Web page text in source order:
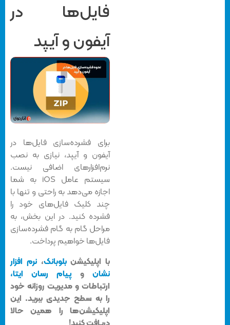
فایل‌ها در
آیفون و آیپد
برای فشرده‌سازی فایل‌ها در
آیفون و آیپد، نیازی به نصب
نرم‌افزارهای اضافی نیست.
سیستم عامل iOS به شما
اجازه می‌دهد به راحتی و تنها با
چند کلیک فایل‌های خود را
فشرده کنید. در این بخش، به
مراحل گام به گام فشرده‌سازی
فایل‌ها خواهیم پرداخت.
،نرم افزار
پیام رسان ایتا،
ارتباطات و مدیریت روزانه خود
را به سطح جدیدی ببرید. این
اپلیکیشن‌ها را همین حالا